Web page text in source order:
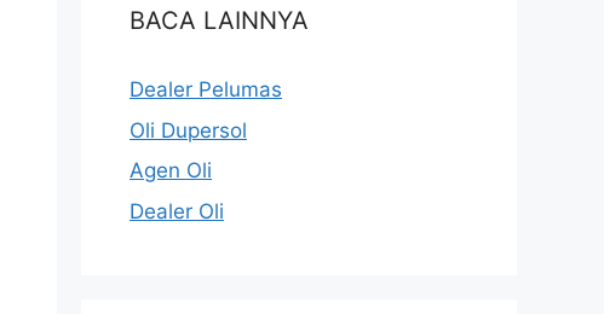
BACA LAINNYA
Dealer Pelumas
Oli Dupersol
Agen Oli
Dealer Oli